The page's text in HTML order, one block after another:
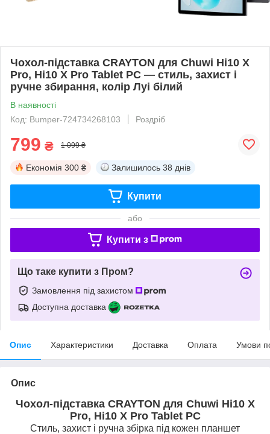
Чохол-підставка CRAYTON для Chuwi Hi10 X
Pro, Hi10 X Pro Tablet PC — стиль, захист і
ручне збирання, колір Луі білий
В наявності
Код: Bumper-724734268103
Роздріб
799 ₴ 1 099 ₴
Економія 300 ₴ Залишилось 38 днів
Купити
або
Купити з
Що таке купити з Пром?
Замовлення під захистом
Доступна доставка
Опис Характеристики Доставка Оплата Умови
Опис
Чохол-підставка CRAYTON для Chuwi Hi10 X
Pro, Hi10 X Pro Tablet PC
Стиль, захист і ручна збірка під кожен планшет